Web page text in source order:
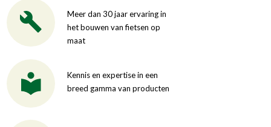
Meer dan 30 jaar ervaring in
het bouwen van fietsen op
maat
Kennis en expertise in een
breed gamma van producten